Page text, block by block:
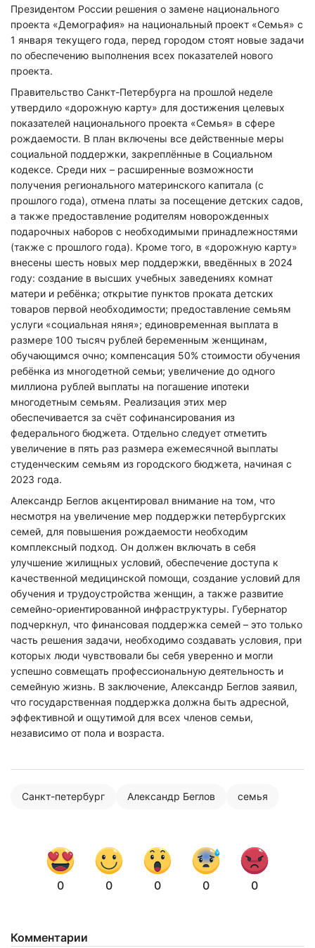
Президентом России решения о замене национального
проекта «Демография» на национальный проект «Семья» с
1 января текущего года, перед городом стоят новые задачи
по обеспечению выполнения всех показателей нового
проекта.
Правительство Санкт-Петербурга на прошлой неделе
утвердило «дорожную карту» для достижения целевых
показателей национального проекта «Семья» в сфере
рождаемости. В план включены все действенные меры
социальной поддержки, закреплённые в Социальном
кодексе. Среди них – расширенные возможности
получения регионального материнского капитала (с
прошлого года), отмена платы за посещение детских садов,
а также предоставление родителям новорожденных
подарочных наборов с необходимыми принадлежностями
(также с прошлого года). Кроме того, в «дорожную карту»
внесены шесть новых мер поддержки, введённых в 2024
году: создание в высших учебных заведениях комнат
матери и ребёнка; открытие пунктов проката детских
товаров первой необходимости; предоставление семьям
услуги «социальная няня»; единовременная выплата в
размере 100 тысяч рублей беременным женщинам,
обучающимся очно; компенсация 50% стоимости обучения
ребёнка из многодетной семьи; увеличение до одного
миллиона рублей выплаты на погашение ипотеки
многодетным семьям. Реализация этих мер
обеспечивается за счёт софинансирования из
федерального бюджета. Отдельно следует отметить
увеличение в пять раз размера ежемесячной выплаты
студенческим семьям из городского бюджета, начиная с
2023 года.
Александр Беглов акцентировал внимание на том, что
несмотря на увеличение мер поддержки петербургских
семей, для повышения рождаемости необходим
комплексный подход. Он должен включать в себя
улучшение жилищных условий, обеспечение доступа к
качественной медицинской помощи, создание условий для
обучения и трудоустройства женщин, а также развитие
семейно-ориентированной инфраструктуры. Губернатор
подчеркнул, что финансовая поддержка семей – это только
часть решения задачи, необходимо создавать условия, при
которых люди чувствовали бы себя уверенно и могли
успешно совмещать профессиональную деятельность и
семейную жизнь. В заключение, Александр Беглов заявил,
что государственная поддержка должна быть адресной,
эффективной и ощутимой для всех членов семьи,
независимо от пола и возраста.
Санкт-петербург Александр Беглов семья
0 0 0 0 0
Комментарии